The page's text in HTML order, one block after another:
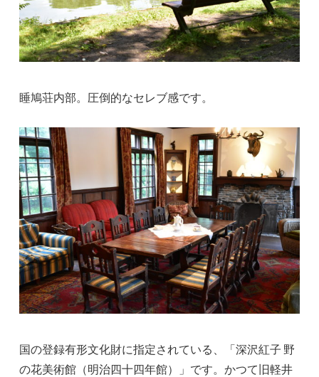
睡鳩荘内部。圧倒的なセレブ感です。
国の登録有形文化財に指定されている、「深沢紅子 野
の花美術館（明治四十四年館）」です。かつて旧軽井